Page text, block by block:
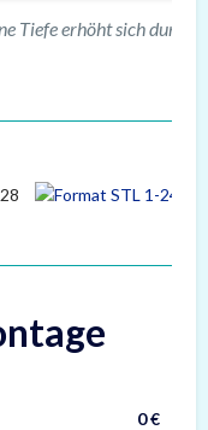
Tiefe erhöht sich durch
0 €